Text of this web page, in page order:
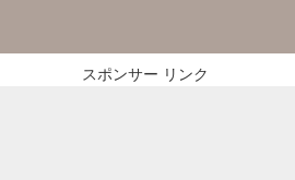
スポンサー リンク